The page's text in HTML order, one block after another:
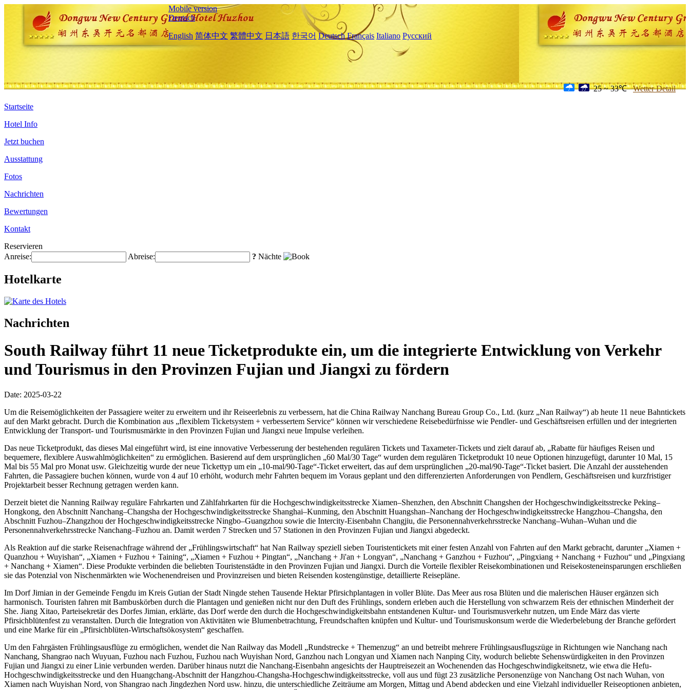
Mobile version
Deutsch
English 简体中文 繁體中文 日本語 한국어 Deutsch Français Italiano Русский
25 ~ 33℃ Wetter Detail
Startseite
Hotel Info
Jetzt buchen
Ausstattung
Fotos
Nachrichten
Bewertungen
Kontakt
Reservieren
Anreise:
Abreise: ? Nächte
Hotelkarte
Nachrichten
South Railway führt 11 neue Ticketprodukte ein, um die integrierte Entwicklung von Verkehr
und Tourismus in den Provinzen Fujian und Jiangxi zu fördern
Date: 2025-03-22
Um die Reisemöglichkeiten der Passagiere weiter zu erweitern und ihr Reiseerlebnis zu verbessern, hat die China Railway Nanchang Bureau Group Co., Ltd. (kurz „Nan Railway“) ab heute 11 neue Bahntickets
auf den Markt gebracht. Durch die Kombination aus „flexiblem Ticketsystem + verbessertem Service“ können wir verschiedene Reisebedürfnisse wie Pendler- und Geschäftsreisen erfüllen und der integrierten
Entwicklung der Transport- und Tourismusmärkte in den Provinzen Fujian und Jiangxi neue Impulse verleihen.
Das neue Ticketprodukt, das dieses Mal eingeführt wird, ist eine innovative Verbesserung der bestehenden regulären Tickets und Taxameter-Tickets und zielt darauf ab, „Rabatte für häufiges Reisen und
bequemere, flexiblere Auswahlmöglichkeiten“ zu ermöglichen. Basierend auf dem ursprünglichen „60 Mal/30 Tage“ wurden dem regulären Ticketprodukt 10 neue Optionen hinzugefügt, darunter 10 Mal, 15
Mal bis 55 Mal pro Monat usw. Gleichzeitig wurde der neue Tickettyp um ein „10-mal/90-Tage“-Ticket erweitert, das auf dem ursprünglichen „20-mal/90-Tage“-Ticket basiert. Die Anzahl der ausstehenden
Fahrten, die Passagiere buchen können, wurde von 4 auf 10 erhöht, wodurch mehr Fahrten bequem im Voraus geplant und den differenzierten Anforderungen von Pendlern, Geschäftsreisen und kurzfristiger
Projektarbeit besser Rechnung getragen werden kann.
Derzeit bietet die Nanning Railway reguläre Fahrkarten und Zählfahrkarten für die Hochgeschwindigkeitsstrecke Xiamen–Shenzhen, den Abschnitt Changshen der Hochgeschwindigkeitsstrecke Peking–
Hongkong, den Abschnitt Nanchang–Changsha der Hochgeschwindigkeitsstrecke Shanghai–Kunming, den Abschnitt Huangshan–Nanchang der Hochgeschwindigkeitsstrecke Hangzhou–Changsha, den
Abschnitt Fuzhou–Zhangzhou der Hochgeschwindigkeitsstrecke Ningbo–Guangzhou sowie die Intercity-Eisenbahn Changjiu, die Personennahverkehrsstrecke Nanchang–Wuhan–Wuhan und die
Personennahverkehrsstrecke Nanchang–Fuzhou an. Damit werden 7 Strecken und 57 Stationen in den Provinzen Fujian und Jiangxi abgedeckt.
Als Reaktion auf die starke Reisenachfrage während der „Frühlingswirtschaft“ hat Nan Railway speziell sieben Touristentickets mit einer festen Anzahl von Fahrten auf den Markt gebracht, darunter „Xiamen +
Quanzhou + Wuyishan“, „Xiamen + Fuzhou + Taining“, „Xiamen + Fuzhou + Pingtan“, „Nanchang + Ji'an + Longyan“, „Nanchang + Ganzhou + Fuzhou“, „Pingxiang + Nanchang + Fuzhou“ und „Pingxiang
+ Nanchang + Xiamen“. Diese Produkte verbinden die beliebten Touristenstädte in den Provinzen Fujian und Jiangxi. Durch die Vorteile flexibler Reisekombinationen und Reisekosteneinsparungen erschließen
sie das Potenzial von Nischenmärkten wie Wochenendreisen und Provinzreisen und bieten Reisenden kostengünstige, detaillierte Reisepläne.
Im Dorf Jimian in der Gemeinde Fengdu im Kreis Gutian der Stadt Ningde stehen Tausende Hektar Pfirsichplantagen in voller Blüte. Das Meer aus rosa Blüten und die malerischen Häuser ergänzen sich
harmonisch. Touristen fahren mit Bambuskörben durch die Plantagen und genießen nicht nur den Duft des Frühlings, sondern erleben auch die Herstellung von schwarzem Reis der ethnischen Minderheit der
She. Jiang Xitao, Parteisekretär des Dorfes Jimian, erklärte, das Dorf werde den durch die Hochgeschwindigkeitsbahn entstandenen Kultur- und Tourismusverkehr nutzen, um Ende März das vierte
Pfirsichblütenfest zu veranstalten. Durch die Integration von Aktivitäten wie Blumenbetrachtung, Freundschaften knüpfen und Kultur- und Tourismuskonsum werde die Wiederbelebung der Branche gefördert
und eine Marke für ein „Pfirsichblüten-Wirtschaftsökosystem“ geschaffen.
Um den Fahrgästen Frühlingsausflüge zu ermöglichen, wendet die Nan Railway das Modell „Rundstrecke + Themenzug“ an und betreibt mehrere Frühlingsausflugszüge in Richtungen wie Nanchang nach
Nanchang, Shangrao nach Wuyuan, Fuzhou nach Fuzhou, Fuzhou nach Wuyishan Nord, Ganzhou nach Longyan und Xiamen nach Nanping City, wodurch beliebte Sehenswürdigkeiten in den Provinzen
Fujian und Jiangxi zu einer Linie verbunden werden. Darüber hinaus nutzt die Nanchang-Eisenbahn angesichts der Hauptreisezeit an Wochenenden das Hochgeschwindigkeitsnetz, wie etwa die Hefu-
Hochgeschwindigkeitsstrecke und den Huangchang-Abschnitt der Hangzhou-Changsha-Hochgeschwindigkeitsstrecke, voll aus und fügt 23 zusätzliche Personenzüge von Nanchang Ost nach Wuhan, von
Xiamen nach Wuyishan Nord, von Shangrao nach Jingdezhen Nord usw. hinzu, die unterschiedliche Zeiträume am Morgen, Mittag und Abend abdecken und eine Vielzahl individueller Reiseoptionen anbieten,